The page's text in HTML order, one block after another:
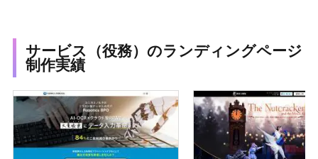
サービス（役務）のランディングページ
制作実績